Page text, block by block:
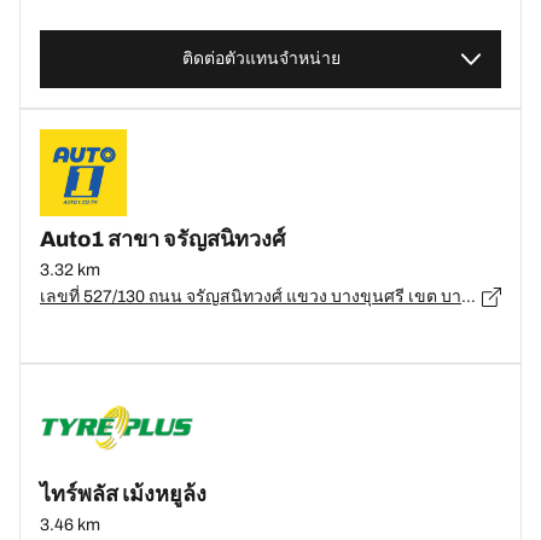
ติดต่อตัวแทนจำหน่าย
Auto1 สาขา จรัญสนิทวงศ์
3.32 km
เลขที่ 527/130 ถนน จรัญสนิทวงศ์ แขวง บางขุนศรี เขต บางกอกน้อย, กรุงเทพมหานคร - 10700
ไทร์พลัส เม้งหยูล้ง
3.46 km